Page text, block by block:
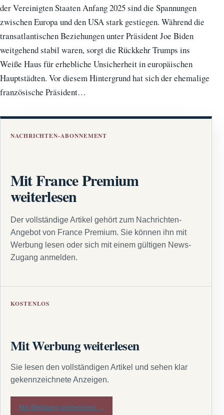
der Vereinigten Staaten Anfang 2025 sind die Spannungen
zwischen Europa und den USA stark gestiegen. Während die
transatlantischen Beziehungen unter Präsident Joe Biden
weitgehend stabil waren, sorgt die Rückkehr Trumps ins
Weiße Haus für erhebliche Unsicherheit in europäischen
Hauptstädten. Vor diesem Hintergrund hat sich der ehemalige
französische Präsident…
NACHRICHTEN-ABONNEMENT
Mit France Premium
weiterlesen
Der vollständige Artikel gehört zum Nachrichten-
Angebot von France Premium. Sie können ihn mit
Werbung lesen oder sich mit einem gültigen News-
Zugang anmelden.
KOSTENLOS
Mit Werbung weiterlesen
Sie lesen den vollständigen Artikel und sehen klar
gekennzeichnete Anzeigen.
Mit Werbung weiterlesen →